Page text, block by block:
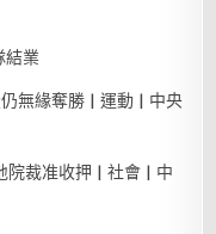
業
無緣奪勝 | 運動 | 中央
裁准收押 | 社會 | 中